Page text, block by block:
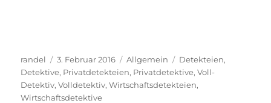
Autor
randel
Veröffentlicht
am
3. Februar 2016 Kategorien
Allgemein Schlagwörter
Detekteien,
Detektive, Privatdetekteien, Privatdetektive,Voll-
Detektiv,Volldetektiv,Wirtschaftsdetekteien,
Wirtschaftsdetektive